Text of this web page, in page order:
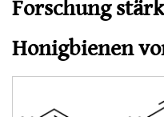
Forschung
Honigbienen